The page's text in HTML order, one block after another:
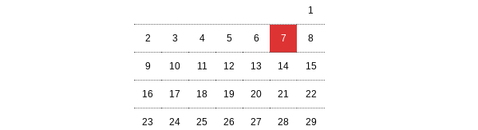
1
2 3 4 5 6 7 8
9 10 11 12 13 14 15
16 17 18 19 20 21 22
23 24 25 26 27 28 29